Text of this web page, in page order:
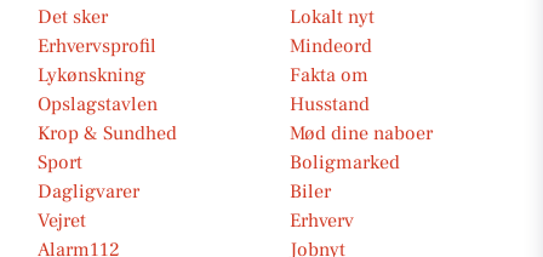
Det sker
Lokalt nyt
Erhvervsprofil
Mindeord
Lykønskning
Fakta om
Opslagstavlen
Husstand
Krop & Sundhed
Mød dine naboer
Sport
Boligmarked
Dagligvarer
Biler
Vejret
Erhverv
Alarm112
Jobnyt